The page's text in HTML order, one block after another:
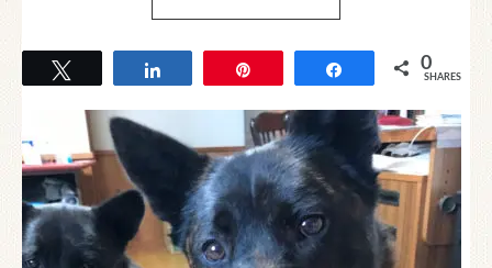
Share 0
SHARES